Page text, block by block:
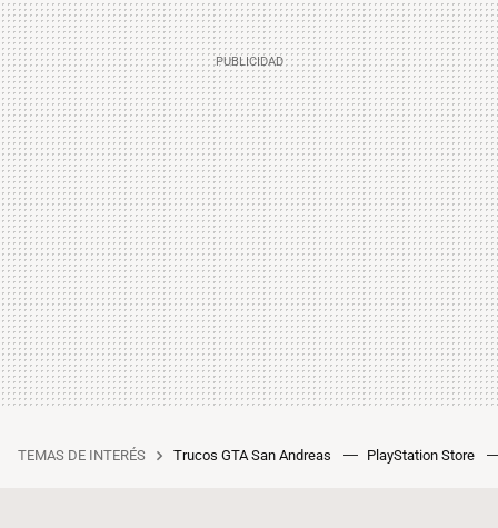
TEMAS DE INTERÉS Trucos GTA San Andreas PlayStation Store